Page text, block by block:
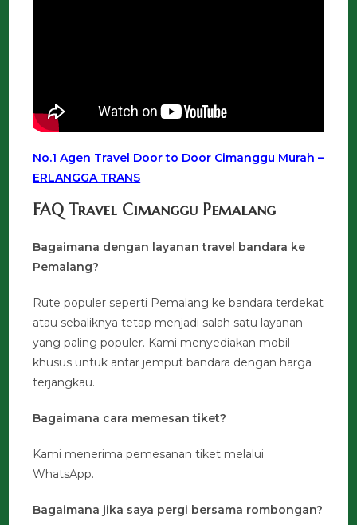
No.1 Agen Travel Door to Door Cimanggu Murah –
ERLANGGA TRANS
FAQ Travel Cimanggu Pemalang
Bagaimana dengan layanan travel bandara ke
Pemalang?
Rute populer seperti Pemalang ke bandara terdekat
atau sebaliknya tetap menjadi salah satu layanan
yang paling populer. Kami menyediakan mobil
khusus untuk antar jemput bandara dengan harga
terjangkau.
Bagaimana cara memesan tiket?
Kami menerima pemesanan tiket melalui
WhatsApp.
Bagaimana jika saya pergi bersama rombongan?